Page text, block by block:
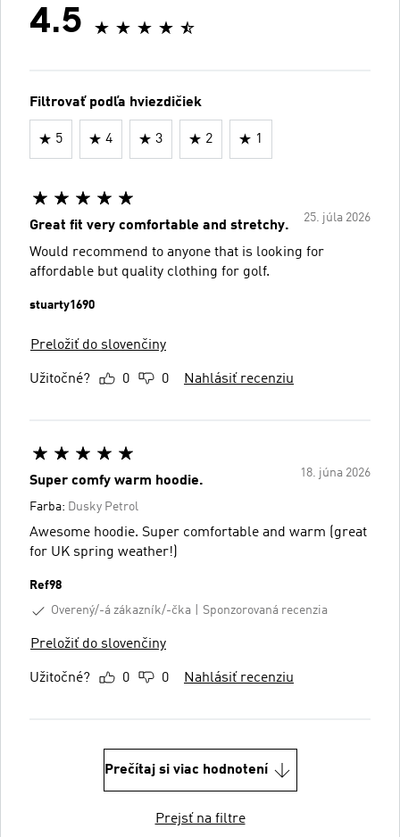
4.5
Filtrovať podľa hviezdičiek
5 4 3 2 1
25. júla 2026
Great fit very comfortable and stretchy.
Would recommend to anyone that is looking for
affordable but quality clothing for golf.
stuarty1690
Preložiť do slovenčiny
Užitočné? 0 0 Nahlásiť recenziu
18. júna 2026
Super comfy warm hoodie.
Farba: Dusky Petrol
Awesome hoodie. Super comfortable and warm (great
for UK spring weather!)
Ref98
Overený/-á zákazník/-čka
Sponzorovaná recenzia
Preložiť do slovenčiny
Užitočné? 0 0 Nahlásiť recenziu
Prečítaj si viac hodnotení
Prejsť na filtre